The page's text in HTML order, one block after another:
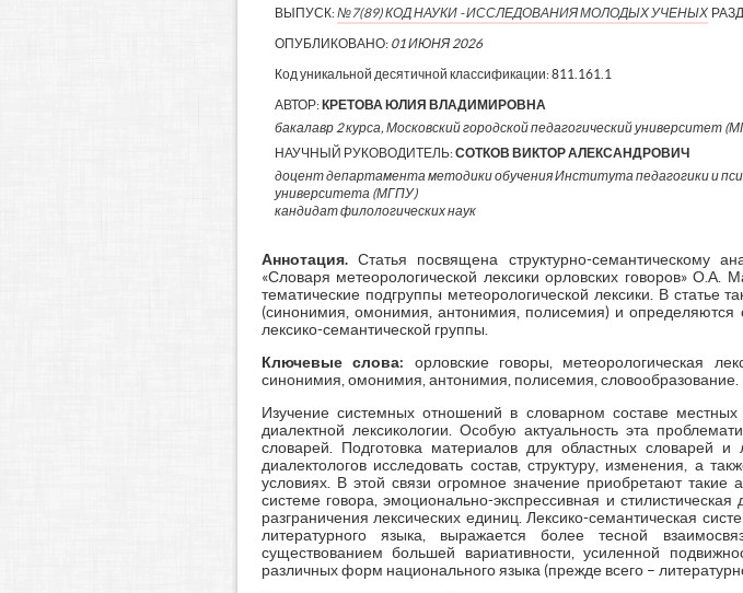
ВЫПУСК:№7(89) КОД НАУКИ - ИССЛЕДОВАНИЯ МОЛОДЫХ УЧЕНЫХ
ОПУБЛИКОВАНО: 01 ИЮНЯ 2026
Код уникальной десятичной классификации:811.161.1
АВТОР: КРЕТОВА ЮЛИЯ ВЛАДИМИРОВНА
бакалавр 2 курса, Московский городской педагогический университет
НАУЧНЫЙ РУКОВОДИТЕЛЬ:СОТКОВ ВИКТОР АЛЕКСАНДРОВИЧ
доцент департамента методики обучения Института педагогики и
университета (МГПУ)
кандидат филологических наук
Аннотация.Статья посвящена структурно-семантическому
«Словаря метеорологической лексики орловских говоров»
тематические подгруппы метеорологической лексики. В статье
(синонимия, омонимия, антонимия, полисемия) и
лексико-семантической группы.
Ключевые слова: орловские говоры, метеорологическая
синонимия, омонимия, антонимия, полисемия, словообразование.
Изучение системных отношений в словарном составе
диалектной лексикологии. Особую актуальность эта
словарей. Подготовка материалов для областных словарей и
диалектологов исследовать состав, структуру, изменения, а
условиях. В этой связи огромное значение приобретают такие
системе говора, эмоционально-экспрессивная и
разграничения лексических единиц. Лексико-семантическая
литературного языка, выражается более тесной
существованием большей вариативности, усиленной
различных форм национального языка (прежде всего –